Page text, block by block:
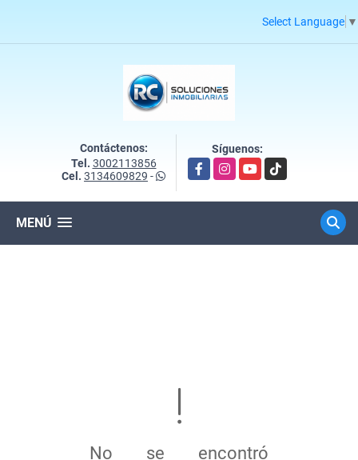
Select Language ▼
Contáctenos:
Tel. 3002113856
Cel. 3134609829 -
Síguenos:
FacebookInstagramYouTubeTikTok
MENÚ
No se encontró